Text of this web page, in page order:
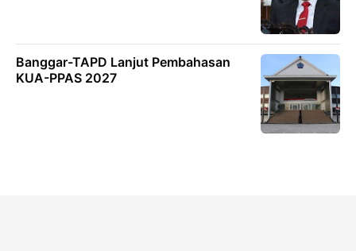
Banggar-TAPD Lanjut Pembahasan
KUA-PPAS 2027